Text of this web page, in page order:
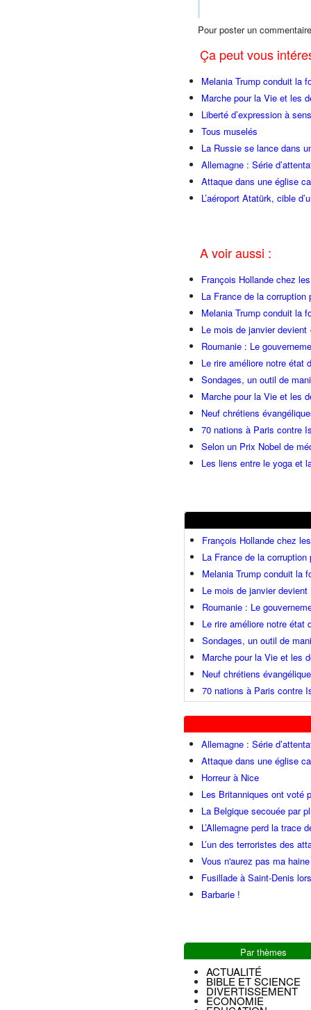
Pour poster un
Ça peut vous
Melania Trump conduit la
Marche pour la Vie et les
Liberté d’expression à
Tous muselés
La Russie se lance dans
Allemagne : Série
Attaque dans une église
L’aéroport Atatürk, cible
A voir aussi :
François Hollande chez
La France de la
Melania Trump conduit la
Le mois de janvier
Roumanie : Le
Le rire améliore notre état
Sondages, un outil de
Marche pour la Vie et les
Neuf chrétiens
70 nations à Paris contre
Selon un Prix Nobel de
Les liens entre le yoga et
François Hollande chez
La France de la
Melania Trump conduit la
Le mois de janvier
Roumanie : Le
Le rire améliore notre état
Sondages, un outil de
Marche pour la Vie et les
Neuf chrétiens
70 nations à Paris contre
Allemagne : Série
Attaque dans une église
Horreur à Nice
Les Britanniques ont voté
La Belgique secouée par
L’Allemagne perd la trace
L’un des terroristes des
Vous n'aurez pas ma haine
Fusillade à Saint-Denis
Barbarie !
Par thèmes
ACTUALITÉ
BIBLE ET SCIENCE
DIVERTISSEMENT
ECONOMIE